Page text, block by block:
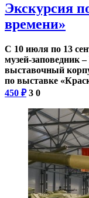
Экскурсия
времени»
С 10 июля по 13
музей-заповедник
выставочный
по выставке
450 ₽ 3 0